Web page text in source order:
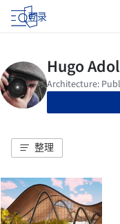
登录
整理